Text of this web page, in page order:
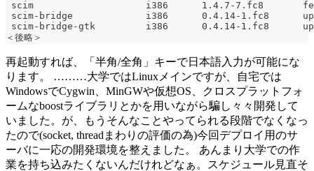
scim                    i386      1.4.7-7.fc8
scim-bridge             i386      0.4.14-1.fc8
scim-bridge-gtk         i386      0.4.14-1.fc8
＜後略＞
再起動すれば、「半角/全角」キーで日本語入力が可能にな
ります。 ………大学ではLinuxメインですが、自宅では
WindowsでCygwin、MinGWや仮想OS、クロスプラットフォ
ームなboostライブラリとかを用いながら騙し々々開発して
いました。が、もうそんなことやってられる段階でなくなっ
たので(socket, threadまわりの評価の為)今回デプロイ用のサ
ーバに一応の開発環境を整えました。 あんまり大学での作
業を持ち込みたくないんだけれどなぁ。スケジュール見直そ